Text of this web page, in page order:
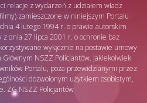
relacje z wydarzeń z udziałem władz
zamieszczone w niniejszym Portalu
4 lutego 1994 r. o prawie autorskim
dnia 27 lipca 2001 r. o ochronie baz
wyłącznie na postawie umowy
NSZZ Policjantów. Jakiekolwiek
Portalu, poza przewidzianymi przez
dozwolonym użytkiem osobistym,
ZG NSZZ Policjantów